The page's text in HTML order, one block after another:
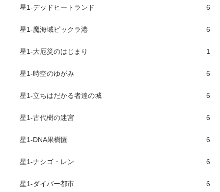
星1-デッドヒートランド 6
星1-魔海域ビックラ港 6
星1-大厄災のはじまり 1
星1-時空のゆがみ 6
星1-立ちはだかる者達の城 6
星1-古代樹の迷宮 6
星1-DNA果樹園 6
星1-ナシゴ・レン 6
星1-ダイバー都市 6